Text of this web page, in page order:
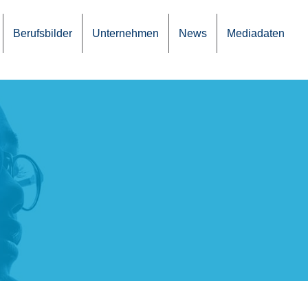
Berufs­bil­der Unter­neh­men News Media­da­ten